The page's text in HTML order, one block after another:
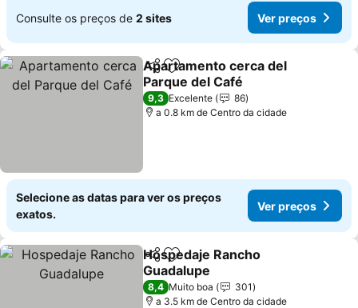
Consulte os preços de 2 sites Ver preços
PartilharAdicionar aos favoritos
Apartamento cerca del
Parque del Café
Ver preços
9,3 Excelente
86
a 0.8 km de Centro da cidade
Selecione as datas para ver os preços
exatos.
Ver preços
PartilharAdicionar aos favoritos
Hospedaje Rancho
Guadalupe
Ver preços
8,4 Muito boa
301
a 3.5 km de Centro da cidade